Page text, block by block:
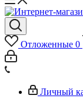
Отложенные 0
Личный